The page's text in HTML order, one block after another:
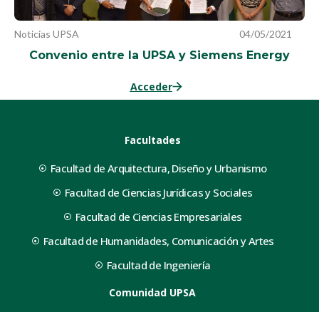
Noticias UPSA 04/05/2021
Convenio entre la UPSA y Siemens Energy
Acceder
Facultades
Facultad de Arquitectura, Diseño y Urbanismo
Facultad de Ciencias Jurídicas y Sociales
Facultad de Ciencias Empresariales
Facultad de Humanidades, Comunicación y Artes
Facultad de Ingeniería
Comunidad UPSA